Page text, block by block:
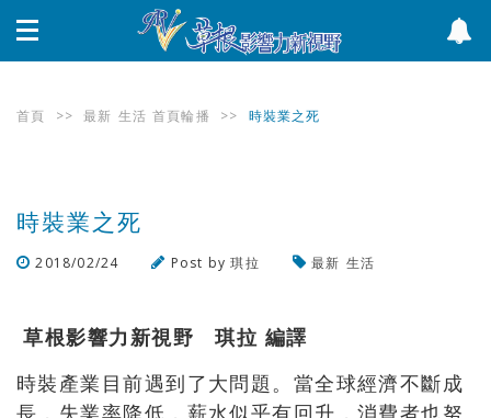
首頁 >> 最新 生活 首頁輪播 >> 時裝業之死
時裝業之死
2018/02/24 Post by琪拉 最新 生活
草根影響力新視野 琪拉 編譯
時裝產業目前遇到了大問題。當全球經濟不斷成
長，失業率降低，薪水似乎有回升，消費者也努